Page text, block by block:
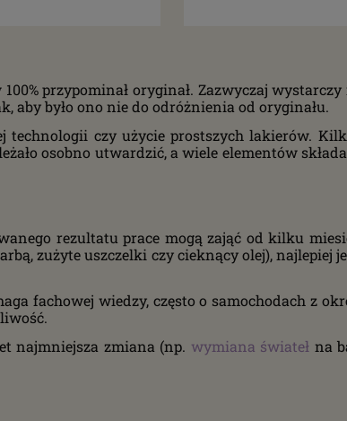
przypominał oryginał. Zazwyczaj
aby było ono nie do odróżnienia od oryginału.
technologii czy użycie prostszych lakierów.
osobno utwardzić, a wiele elementów
rezultatu prace mogą zająć od kilku
zużyte uszczelki czy cieknący olej), najlepiej
fachowej wiedzy, często o samochodach z
najmniejsza zmiana (np. wymiana świateł na